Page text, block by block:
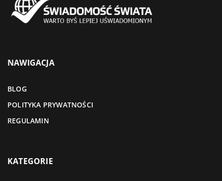
NAWIGACJA
BLOG
POLITYKA PRYWATNOŚCI
REGULAMIN
KATEGORIE